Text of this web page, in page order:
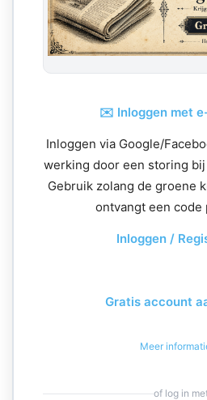
✉️ Inloggen met
Inloggen via Google/
werking door een storing
Gebruik zolang de groene
ontvangt een code
Inloggen /
Gratis account
Meer
of log in